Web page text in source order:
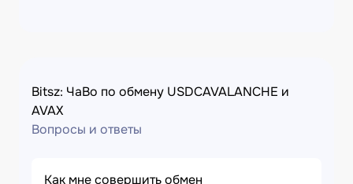
Bitsz: ЧаВо по обмену USDCAVALANCHE и
AVAX
Вопросы и ответы
Как мне совершить обмен